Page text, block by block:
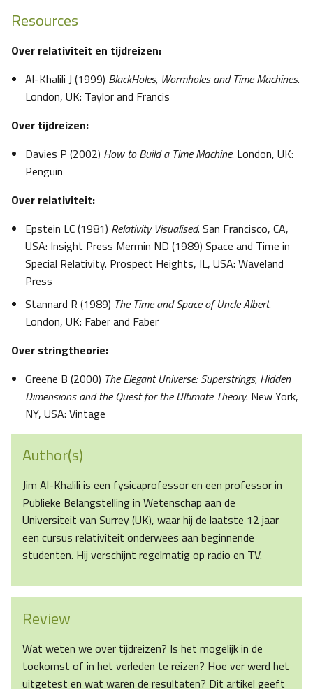
Resources
Over relativiteit en tijdreizen:
Al-Khalili J (1999) BlackHoles, Wormholes and Time Machines.
London, UK: Taylor and Francis
Over tijdreizen:
Davies P (2002) How to Build a Time Machine. London, UK:
Penguin
Over relativiteit:
Epstein LC (1981) Relativity Visualised. San Francisco, CA,
USA: Insight Press Mermin ND (1989) Space and Time in
Special Relativity. Prospect Heights, IL, USA: Waveland
Press
Stannard R (1989) The Time and Space of Uncle Albert.
London, UK: Faber and Faber
Over stringtheorie:
Greene B (2000) The Elegant Universe: Superstrings, Hidden
Dimensions and the Quest for the Ultimate Theory. New York,
NY, USA: Vintage
Author(s)
Jim Al-Khalili is een fysicaprofessor en een professor in
Publieke Belangstelling in Wetenschap aan de
Universiteit van Surrey (UK), waar hij de laatste 12 jaar
een cursus relativiteit onderwees aan beginnende
studenten. Hij verschijnt regelmatig op radio en TV.
Review
Wat weten we over tijdreizen? Is het mogelijk in de
toekomst of in het verleden te reizen? Hoe ver werd het
uitgetest en wat waren de resultaten? Dit artikel geeft